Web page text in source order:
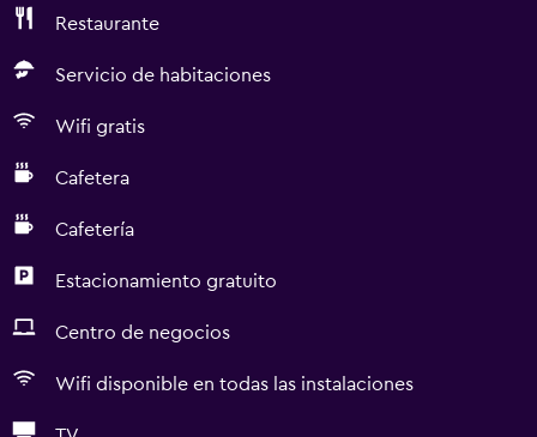
Restaurante
Servicio de habitaciones
Wifi gratis
Cafetera
Cafetería
Estacionamiento gratuito
Centro de negocios
Wifi disponible en todas las instalaciones